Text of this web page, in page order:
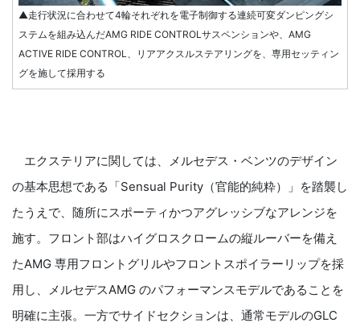
▲走行状況に合わせて4輪それぞれを電子制御する連続可変ダンピングシ
ステムを組み込んだAMG RIDE CONTROLサスペンションや、AMG
ACTIVE RIDE CONTROL、リアアクスルステアリングを、専用セッティン
グを施して採用する
エクステリアに関しては、メルセデス・ベンツのデザイン
の基本思想である「Sensual Purity（官能的純粋）」を踏襲し
たうえで、随所にスポーティかつアグレッシブなアレンジを
施す。フロント部はハイグロスクロームの縦ルーバーを備え
たAMG 専用フロントグリルやフロントスポイラーリップを採
用し、メルセデスAMG のパフォーマンスモデルであることを
明確に主張。一方でサイドセクションは、通常モデルのGLC